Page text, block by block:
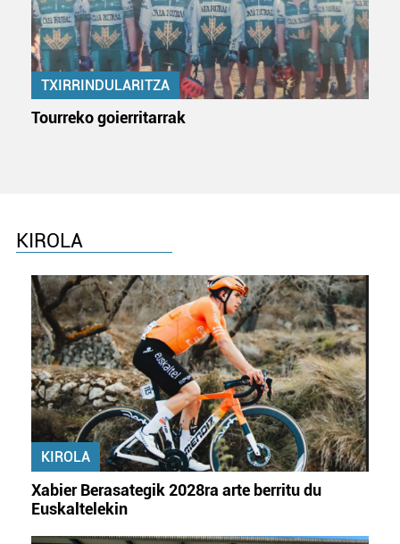
TXIRRINDULARITZA
Tourreko goierritarrak
KIROLA
KIROLA
Xabier Berasategik 2028ra arte berritu du
Euskaltelekin